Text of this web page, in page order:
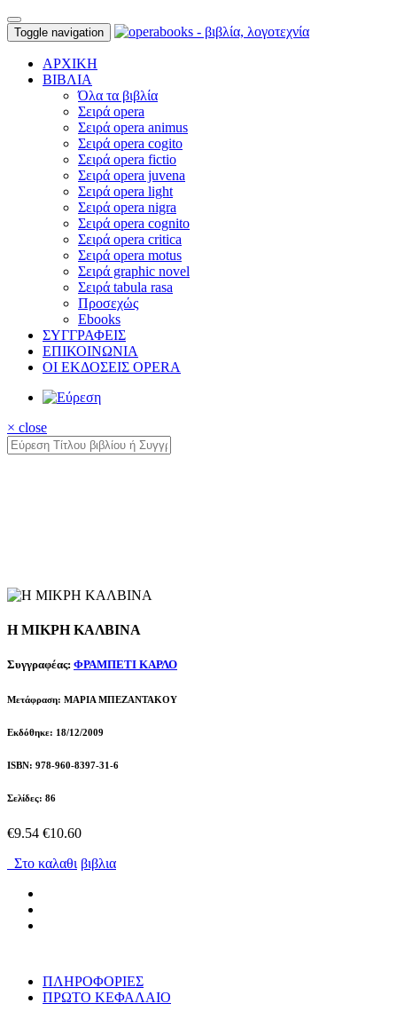
Toggle navigation
ΑΡΧΙΚΗ
ΒΙΒΛΙΑ
Όλα τα βιβλία
Σειρά opera
Σειρά opera animus
Σειρά opera cogito
Σειρά opera fictio
Σειρά opera juvena
Σειρά opera light
Σειρά opera nigra
Σειρά opera cognito
Σειρά opera critica
Σειρά opera motus
Σειρά graphic novel
Σειρά tabula rasa
Προσεχώς
Ebooks
ΣΥΓΓΡΑΦΕΙΣ
ΕΠΙΚΟΙΝΩΝΙΑ
ΟΙ ΕΚΔΟΣΕΙΣ OPERA
× close
Η ΜΙΚΡΗ ΚΑΛΒΙΝΑ
Συγγραφέας: ΦΡΑΜΠΕΤΙ ΚΑΡΛΟ
Μετάφραση: ΜΑΡΙΑ ΜΠΕΖΑΝΤΑΚΟΥ
Εκδόθηκε: 18/12/2009
ISBN: 978-960-8397-31-6
Σελίδες: 86
€9.54 €10.60
Στο καλαθι βιβλια
ΠΛΗΡΟΦΟΡΙΕΣ
ΠΡΩΤΟ ΚΕΦΑΛΑΙΟ